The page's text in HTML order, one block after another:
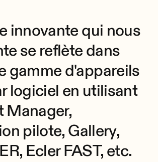
innovante qui nous
se reflète dans
gamme d'appareils
logiciel en utilisant
Manager,
pilote, Gallery,
Ecler FAST, etc.